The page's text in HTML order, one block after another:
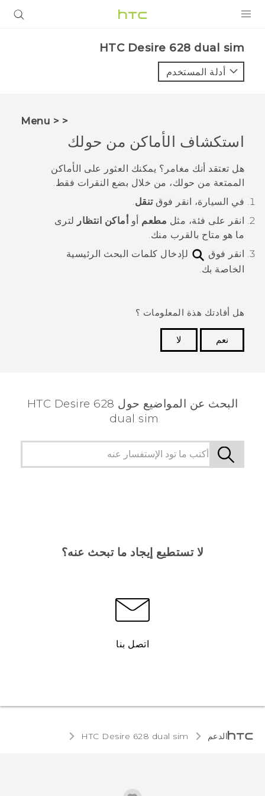
VIVE
VIVERSE
البرامج + التطبيقات
الدعم
أجهزة HTC والملحقات
HTC Desire 628 dual sim‎
أدلة المستخدم
< < Menu
استكشاف الأماكن من حولك
هل تعتقد أنك مغامر؟ يمكنك العثور على الأماكن
الممتعة من حولك، من خلال بضع النقرات فقط.
في السيارة، انقر فوقتنقل.
انقر على فئة، مثل مطعم أو أماكن انتظار لترى
ما هو متاح بالقرب منك.
انقر فوق
لإدخال كلمات البحث الرئيسية
الخاصة بك.
هل أفادتك هذة المعلومات ؟
نعم
لا
البحث عن المواضيع حول HTC Desire 628
dual sim
لا تستطيع إيجاد ما تبحث عنه؟
اتصل بنا
الدعم HTC Desire 628 dual sim‎